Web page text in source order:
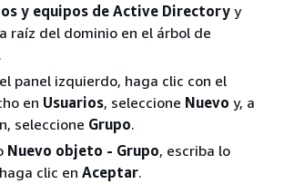
y equipos de Active Directory y
raíz del dominio en el árbol de
panel izquierdo, haga clic con el
en Usuarios, seleccione Nuevo y, a
seleccione Grupo.
Nuevo objeto - Grupo, escriba lo
clic en Aceptar.